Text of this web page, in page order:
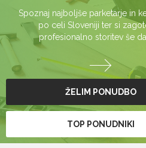
Spoznaj najboljše parketarje in
po celi Sloveniji ter si
profesionalno storitev še
ŽELIM PONUDBO
TOP PONUDNIKI